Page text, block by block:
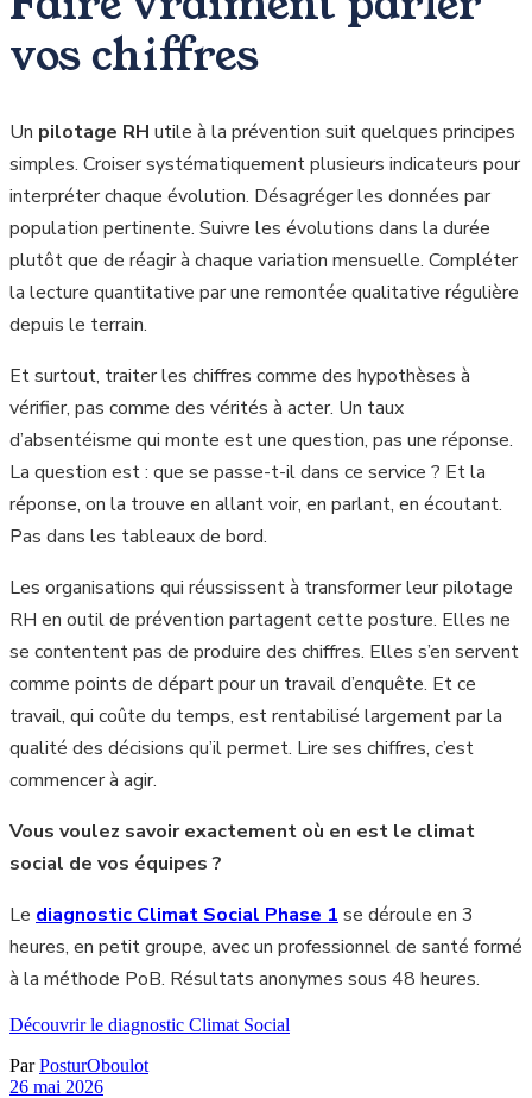
vos chiffres
Un pilotage RH utile à la prévention suit quelques principes
simples. Croiser systématiquement plusieurs indicateurs pour
interpréter chaque évolution. Désagréger les données par
population pertinente. Suivre les évolutions dans la durée
plutôt que de réagir à chaque variation mensuelle. Compléter
la lecture quantitative par une remontée qualitative régulière
depuis le terrain.
Et surtout, traiter les chiffres comme des hypothèses à
vérifier, pas comme des vérités à acter. Un taux
d’absentéisme qui monte est une question, pas une réponse.
La question est : que se passe-t-il dans ce service ? Et la
réponse, on la trouve en allant voir, en parlant, en écoutant.
Pas dans les tableaux de bord.
Les organisations qui réussissent à transformer leur pilotage
RH en outil de prévention partagent cette posture. Elles ne
se contentent pas de produire des chiffres. Elles s’en servent
comme points de départ pour un travail d’enquête. Et ce
travail, qui coûte du temps, est rentabilisé largement par la
qualité des décisions qu’il permet. Lire ses chiffres, c’est
commencer à agir.
Vous voulez savoir exactement où en est le climat
social de vos équipes ?
Le diagnostic Climat Social Phase 1 se déroule en 3
heures, en petit groupe, avec un professionnel de santé formé
à la méthode PoB. Résultats anonymes sous 48 heures.
Découvrir le diagnostic Climat Social
Par PosturOboulot
26 mai 2026